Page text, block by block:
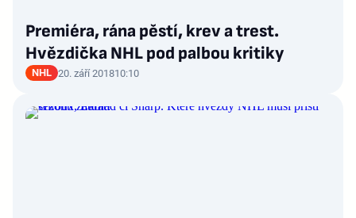
Premiéra, rána pěstí, krev a trest.
Hvězdička NHL pod palbou kritiky
NHL 20. září 201810:10